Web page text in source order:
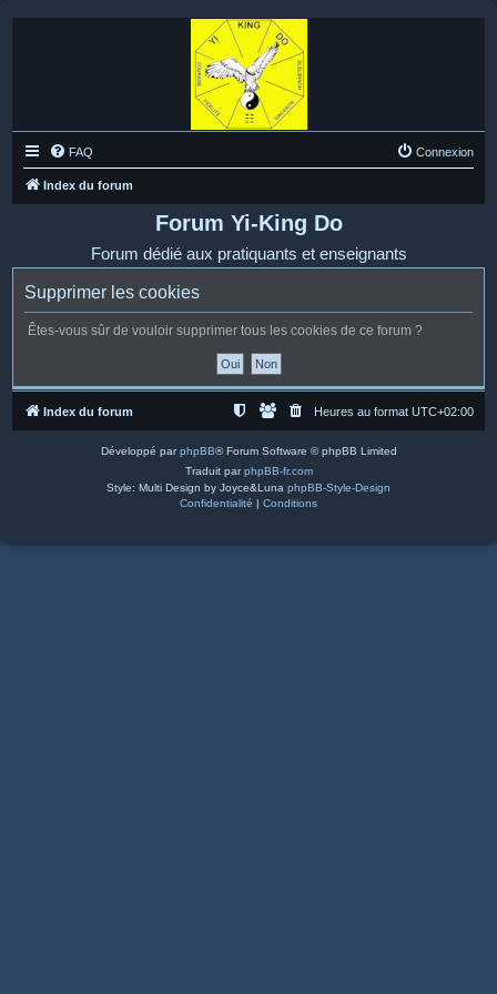
FAQ Connexion
Index du forum
Forum Yi-King Do
Forum dédié aux pratiquants et enseignants
Supprimer les cookies
Êtes-vous sûr de vouloir supprimer tous les cookies de ce forum ?
Index du forum Heures au format UTC+02:00
Développé parphpBB® Forum Software © phpBB Limited
Traduit parphpBB-fr.com
Style: Multi Design by Joyce&Luna phpBB-Style-Design
Confidentialité | Conditions